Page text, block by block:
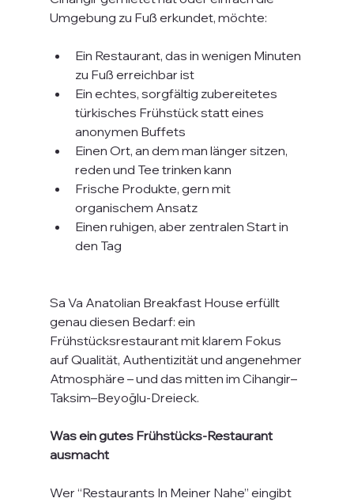
Umgebung zu Fuß erkundet, möchte:
Ein Restaurant, das in wenigen Minuten
zu Fuß erreichbar ist
Ein echtes, sorgfältig zubereitetes
türkisches Frühstück statt eines
anonymen Buffets
Einen Ort, an dem man länger sitzen,
reden und Tee trinken kann
Frische Produkte, gern mit
organischem Ansatz
Einen ruhigen, aber zentralen Start in
den Tag
Sa Va Anatolian Breakfast House erfüllt
genau diesen Bedarf: ein
Frühstücksrestaurant mit klarem Fokus
auf Qualität, Authentizität und angenehmer
Atmosphäre – und das mitten im Cihangir–
Taksim–Beyoğlu-Dreieck.
Was ein gutes Frühstücks-Restaurant
ausmacht
Wer “Restaurants In Meiner Nahe” eingibt